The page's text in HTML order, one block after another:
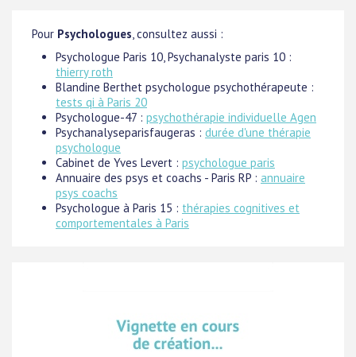
Pour Psychologues, consultez aussi :
Psychologue Paris 10, Psychanalyste paris 10 :
thierry roth
Blandine Berthet psychologue psychothérapeute :
tests qi à Paris 20
Psychologue-47 : psychothérapie individuelle Agen
Psychanalyseparisfaugeras : durée d'une thérapie
psychologue
Cabinet de Yves Levert : psychologue paris
Annuaire des psys et coachs - Paris RP : annuaire
psys coachs
Psychologue à Paris 15 : thérapies cognitives et
comportementales à Paris